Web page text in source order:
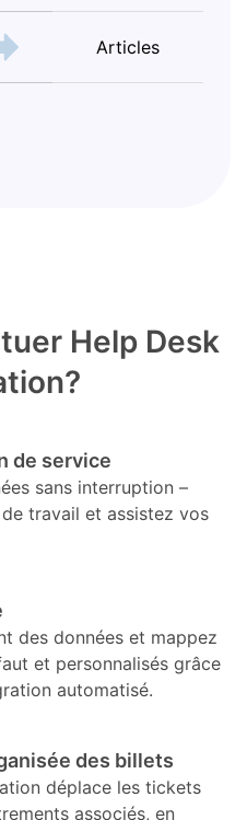
Articles
Help Desk
de service
sans interruption –
travail et assistez vos
des données et mappez
et personnalisés grâce
automatisé.
des billets
déplace les tickets
associés, en